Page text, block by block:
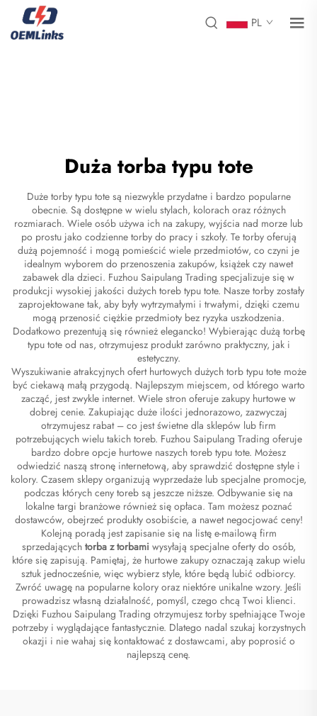
PL
Duża torba typu tote
Duże torby typu tote są niezwykle przydatne i bardzo popularne
obecnie. Są dostępne w wielu stylach, kolorach oraz różnych
rozmiarach. Wiele osób używa ich na zakupy, wyjścia nad morze lub
po prostu jako codzienne torby do pracy i szkoły. Te torby oferują
dużą pojemność i mogą pomieścić wiele przedmiotów, co czyni je
idealnym wyborem do przenoszenia zakupów, książek czy nawet
zabawek dla dzieci. Fuzhou Saipulang Trading specjalizuje się w
produkcji wysokiej jakości dużych toreb typu tote. Nasze torby zostały
zaprojektowane tak, aby były wytrzymałymi i trwałymi, dzięki czemu
mogą przenosić ciężkie przedmioty bez ryzyka uszkodzenia.
Dodatkowo prezentują się również elegancko! Wybierając dużą torbę
typu tote od nas, otrzymujesz produkt zarówno praktyczny, jak i
estetyczny.
Wyszukiwanie atrakcyjnych ofert hurtowych dużych torb typu tote może
być ciekawą małą przygodą. Najlepszym miejscem, od którego warto
zacząć, jest zwykle internet. Wiele stron oferuje zakupy hurtowe w
dobrej cenie. Zakupiając duże ilości jednorazowo, zazwyczaj
otrzymujesz rabat – co jest świetne dla sklepów lub firm
potrzebujących wielu takich toreb. Fuzhou Saipulang Trading oferuje
bardzo dobre opcje hurtowe naszych toreb typu tote. Możesz
odwiedzić naszą stronę internetową, aby sprawdzić dostępne style i
kolory. Czasem sklepy organizują wyprzedaże lub specjalne promocje,
podczas których ceny toreb są jeszcze niższe. Odbywanie się na
lokalne targi branżowe również się opłaca. Tam możesz poznać
dostawców, obejrzeć produkty osobiście, a nawet negocjować ceny!
Kolejną poradą jest zapisanie się na listę e-mailową firm
sprzedających torba z torbami wysyłają specjalne oferty do osób,
które się zapisują. Pamiętaj, że hurtowe zakupy oznaczają zakup wielu
sztuk jednocześnie, więc wybierz style, które będą lubić odbiorcy.
Zwróć uwagę na popularne kolory oraz niektóre unikalne wzory. Jeśli
prowadzisz własną działalność, pomyśl, czego chcą Twoi klienci.
Dzięki Fuzhou Saipulang Trading otrzymujesz torby spełniające Twoje
potrzeby i wyglądające fantastycznie. Dlatego nadal szukaj korzystnych
okazji i nie wahaj się kontaktować z dostawcami, aby poprosić o
najlepszą cenę.